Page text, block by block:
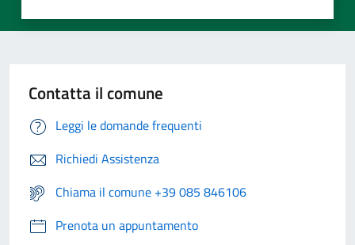
Contatta il comune
Leggi le domande frequenti
Richiedi Assistenza
Chiama il comune +39 085 846106
Prenota un appuntamento